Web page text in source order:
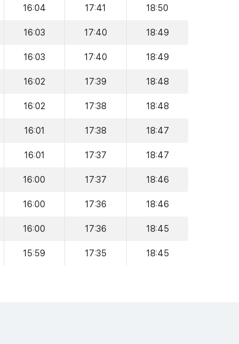
16:04 17:41 18:50
16:03 17:40 18:49
16:03 17:40 18:49
16:02 17:39 18:48
16:02 17:38 18:48
16:01 17:38 18:47
16:01 17:37 18:47
16:00 17:37 18:46
16:00 17:36 18:46
16:00 17:36 18:45
15:59 17:35 18:45